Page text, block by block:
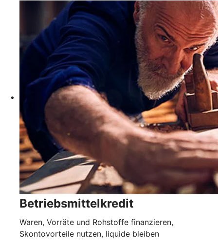
Betriebsmittelkredit
Waren, Vorräte und Rohstoffe finanzieren,
Skontovorteile nutzen, liquide bleiben